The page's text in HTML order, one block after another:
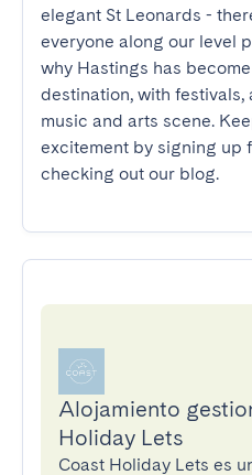
elegant St Leonards -
everyone along our level
why Hastings has
destination, with
music and arts scene.
excitement by signing up
checking out our blog.
Alojamiento
Holiday Lets
Coast Holiday Lets es